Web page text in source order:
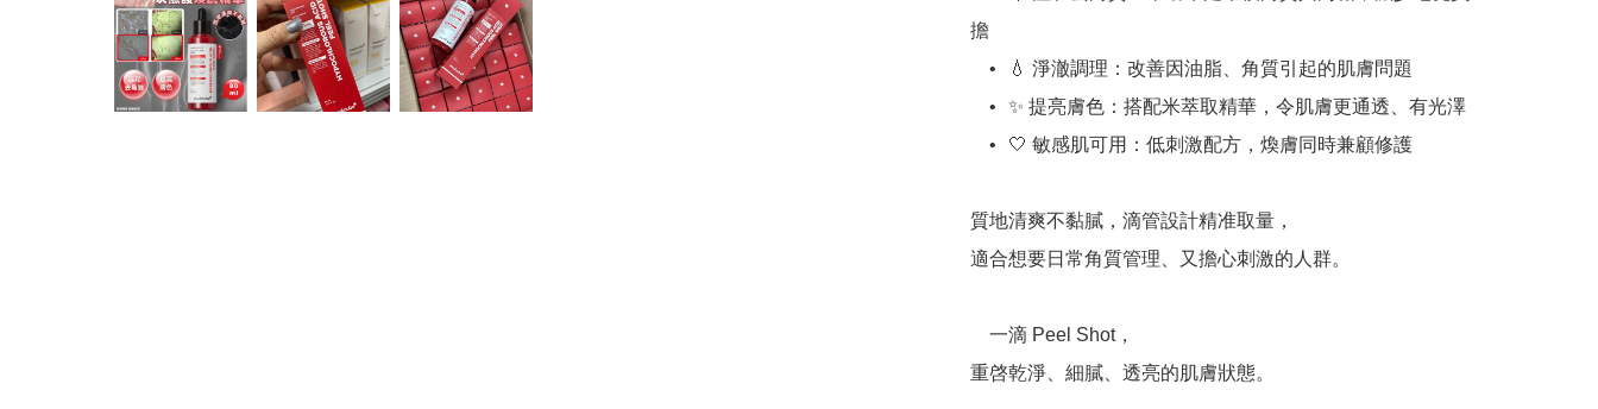
擔
質地清爽不黏膩，滴管設計精准取量，
適合想要日常角質管理、又擔心刺激的人群。
重啓乾淨、細膩、透亮的肌膚狀態。